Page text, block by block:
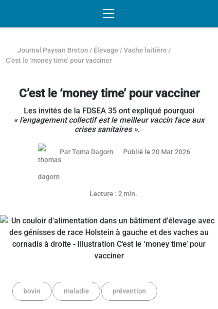
Journal Paysan Breton / Élevage /Vache laitière /
C’est le ‘money time’ pour vacciner
C’est le ‘money time’ pour vacciner
Les invités de la FDSEA 35 ont expliqué pourquoi
« l’engagement collectif est le meilleur vaccin face aux
crises sanitaires ».
Article réservé aux abonnés
ParToma Dagorn Publié le 20 Mar 202619 mars
Lecture : 2 min.
bovin maladie prévention